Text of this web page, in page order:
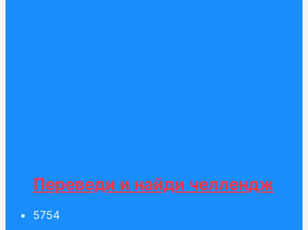
Переведи и найди челлендж
5754